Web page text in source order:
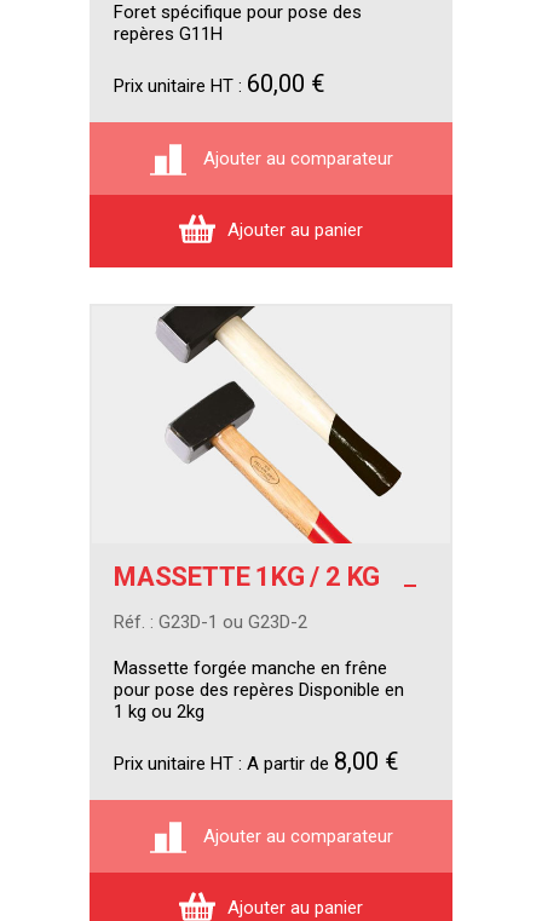
Foret spécifique pour pose des
repères G11H
Prix unitaire HT : 60,00 €
Ajouter au comparateur
Ajouter au panier
MASSETTE 1KG / 2 KG
Réf. : G23D-1 ou G23D-2
Massette forgée manche en frêne
pour pose des repères Disponible en
1 kg ou 2kg
Prix unitaire HT : A partir de 8,00 €
Ajouter au comparateur
Ajouter au panier